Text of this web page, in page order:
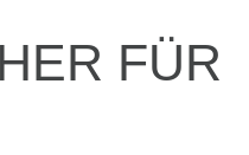
FÜR